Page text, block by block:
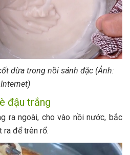
dừa trong nồi sánh đặc (Ảnh:
Internet)
đậu trắng
ra ngoài, cho vào nồi nước, bắc
ra để trên rổ.